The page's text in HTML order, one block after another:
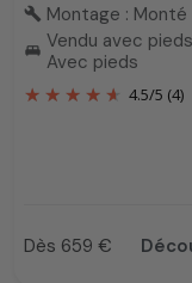
build Montage : Monté
king_bed Vendu avec
Avec pieds
4.5/5 (4)
Prix
Dès 659 €